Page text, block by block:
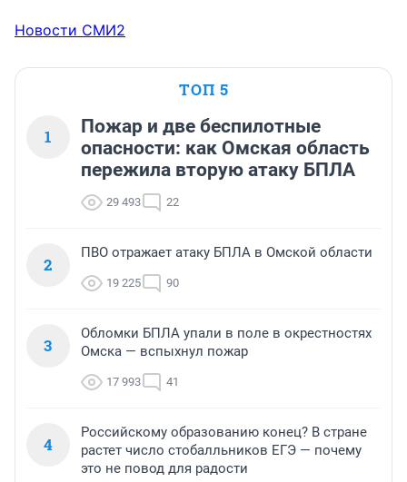
Новости СМИ2
ТОП 5
1
Пожар и две беспилотные
опасности: как Омская область
пережила вторую атаку БПЛА
29 493 22
2
ПВО отражает атаку БПЛА в Омской области
19 225 90
3
Обломки БПЛА упали в поле в окрестностях
Омска — вспыхнул пожар
17 993 41
4
Российскому образованию конец? В стране
растет число стобалльников ЕГЭ — почему
это не повод для радости